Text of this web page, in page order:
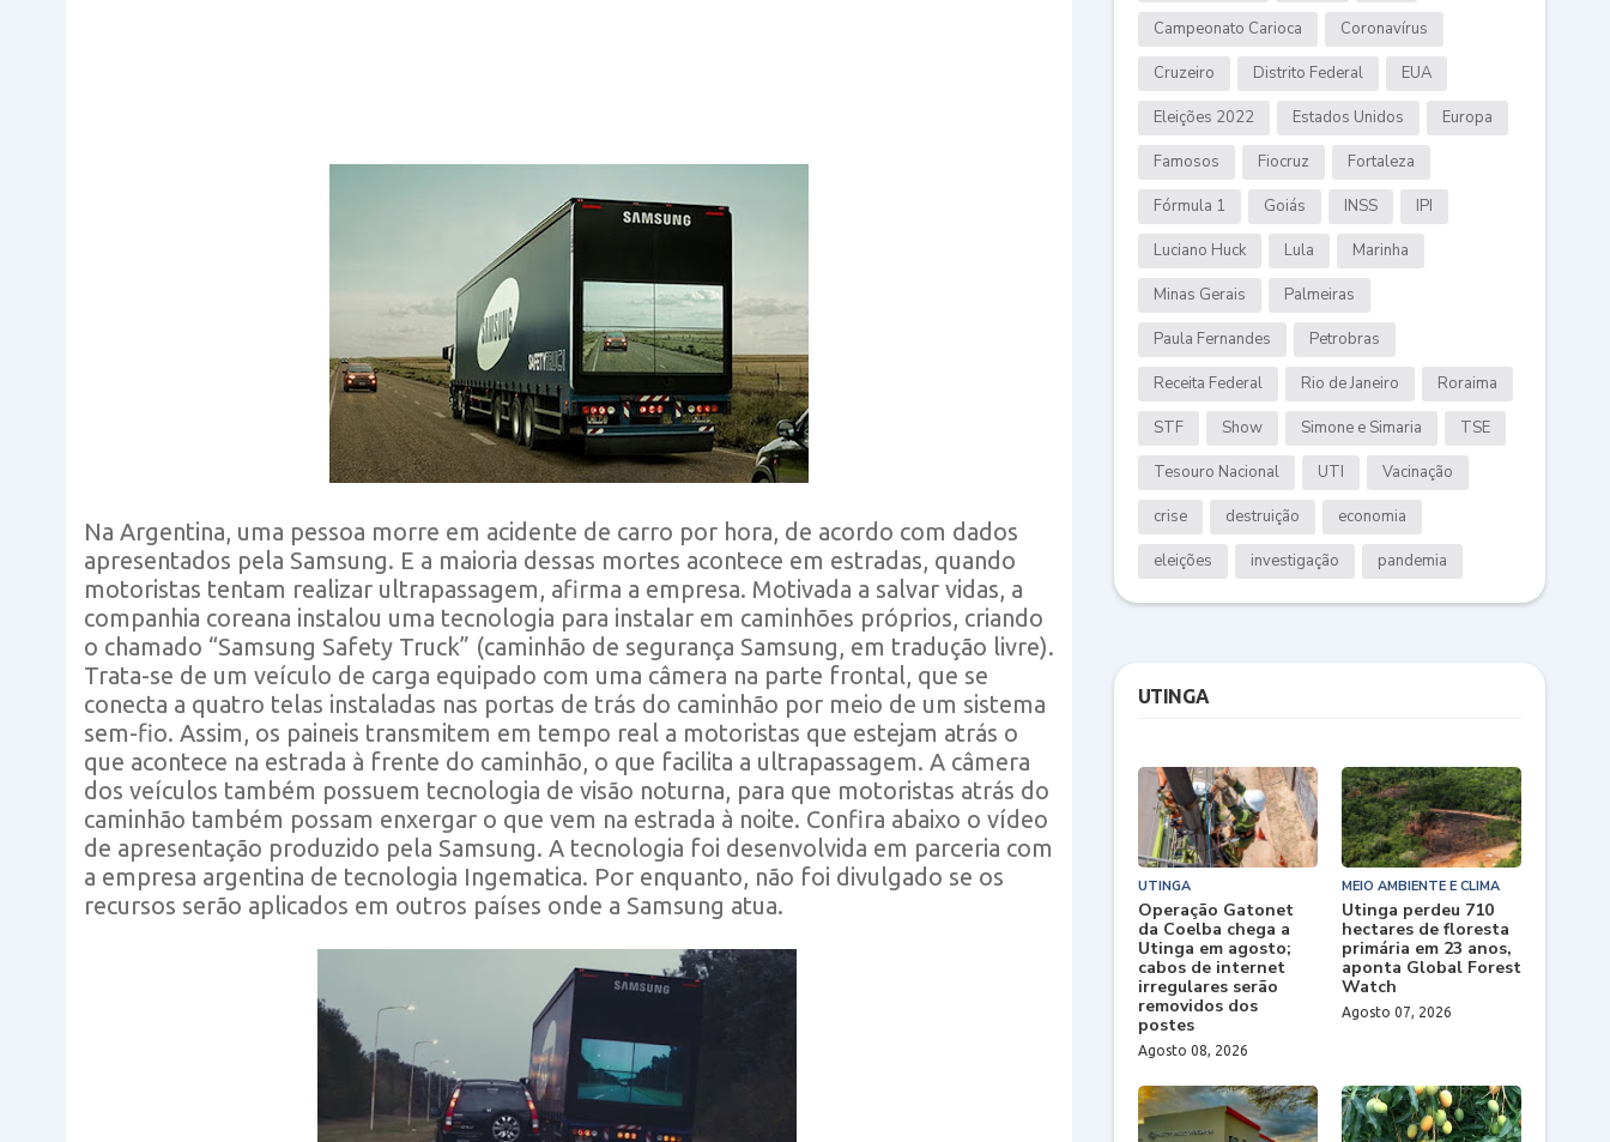
Na Argentina, uma pessoa morre em acidente de carro por hora, de acordo com dados
apresentados pela Samsung. E a maioria dessas mortes acontece em estradas, quando
motoristas tentam realizar ultrapassagem, afirma a empresa. Motivada a salvar vidas, a
companhia coreana instalou uma tecnologia para instalar em caminhões próprios, criando
o chamado “Samsung Safety Truck” (caminhão de segurança Samsung, em tradução livre).
Trata-se de um veículo de carga equipado com uma câmera na parte frontal, que se
conecta a quatro telas instaladas nas portas de trás do caminhão por meio de um sistema
sem-fio. Assim, os paineis transmitem em tempo real a motoristas que estejam atrás o
que acontece na estrada à frente do caminhão, o que facilita a ultrapassagem. A câmera
dos veículos também possuem tecnologia de visão noturna, para que motoristas atrás do
caminhão também possam enxergar o que vem na estrada à noite. Confira abaixo o vídeo
de apresentação produzido pela Samsung. A tecnologia foi desenvolvida em parceria com
a empresa argentina de tecnologia Ingematica. Por enquanto, não foi divulgado se os
recursos serão aplicados em outros países onde a Samsung atua.
Campeonato Carioca Coronavírus
Cruzeiro Distrito Federal EUA
Eleições 2022 Estados Unidos Europa
Famosos Fiocruz Fortaleza
Fórmula 1 Goiás INSS IPI
Luciano Huck Lula Marinha
Minas Gerais Palmeiras
Paula Fernandes Petrobras
Receita Federal Rio de Janeiro Roraima
STF Show Simone e Simaria TSE
Tesouro Nacional UTI Vacinação
crise destruição economia
eleições investigação pandemia
UTINGA
UTINGA
Operação Gatonet
da Coelba chega a
Utinga em agosto;
cabos de internet
irregulares serão
removidos dos
postes
Agosto 08, 2026
MEIO AMBIENTE E CLIMA
Utinga perdeu 710
hectares de floresta
primária em 23 anos,
aponta Global Forest
Watch
Agosto 07, 2026